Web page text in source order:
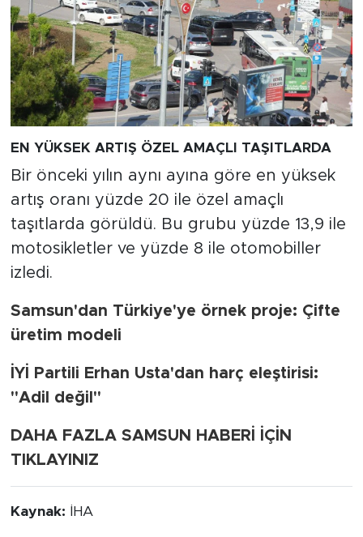
EN YÜKSEK ARTIŞ ÖZEL AMAÇLI TAŞITLARDA
Bir önceki yılın aynı ayına göre en yüksek
artış oranı yüzde 20 ile özel amaçlı
taşıtlarda görüldü. Bu grubu yüzde 13,9 ile
motosikletler ve yüzde 8 ile otomobiller
izledi.
Samsun'dan Türkiye'ye örnek proje: Çifte
üretim modeli
İYİ Partili Erhan Usta'dan harç eleştirisi:
"Adil değil"
DAHA FAZLA SAMSUN HABERİ İÇİN
TIKLAYINIZ
Kaynak: İHA